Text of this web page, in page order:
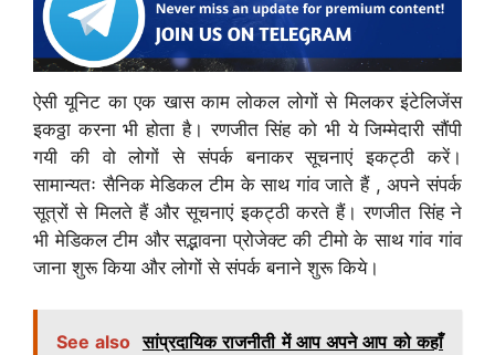
ऐसी यूनिट का एक खास काम लोकल लोगों से मिलकर इंटेलिजेंस
इकठ्ठा करना भी होता है। रणजीत सिंह को भी ये जिम्मेदारी सौंपी
गयी की वो लोगों से संपर्क बनाकर सूचनाएं इकट्ठी करें।
सामान्यतः सैनिक मेडिकल टीम के साथ गांव जाते हैं , अपने संपर्क
सूत्रों से मिलते हैं और सूचनाएं इकट्ठी करते हैं। रणजीत सिंह ने
भी मेडिकल टीम और सद्भावना प्रोजेक्ट की टीमो के साथ गांव गांव
जाना शुरू किया और लोगों से संपर्क बनाने शुरू किये।
See also सांप्रदायिक राजनीती में आप अपने आप को कहाँ